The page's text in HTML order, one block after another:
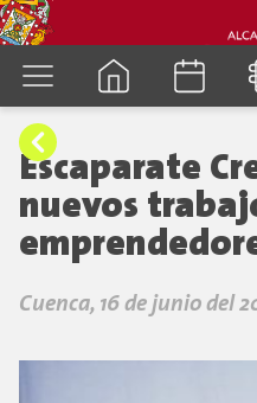
Escaparate
nuevos
Cuenca, 16 de junio del